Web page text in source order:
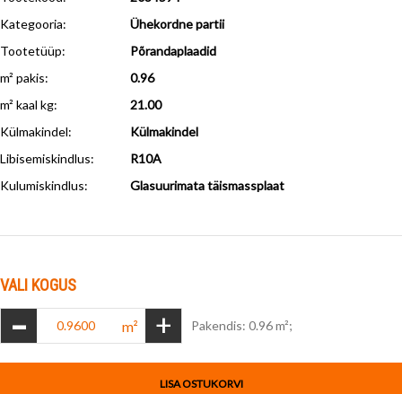
Kategooria:
Ühekordne partii
Tootetüüp:
Põrandaplaadid
m² pakis:
0.96
m² kaal kg:
21.00
Külmakindel:
Külmakindel
Libisemiskindlus:
R10A
Kulumiskindlus: Glasuurimata täismassplaat
VALI KOGUS
- m² + Pakendis: 0.96 m²;
LISA OSTUKORVI